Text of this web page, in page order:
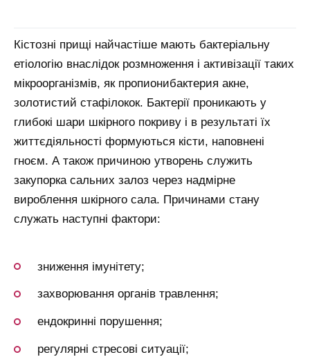
Кістозні прищі найчастіше мають бактеріальну
етіологію внаслідок розмноження і активізації таких
мікроорганізмів, як пропионибактерия акне,
золотистий стафілокок. Бактерії проникають у
глибокі шари шкірного покриву і в результаті їх
життєдіяльності формуються кісти, наповнені
гноєм. А також причиною утворень служить
закупорка сальних залоз через надмірне
вироблення шкірного сала. Причинами стану
служать наступні фактори:
зниження імунітету;
захворювання органів травлення;
ендокринні порушення;
регулярні стресові ситуації;